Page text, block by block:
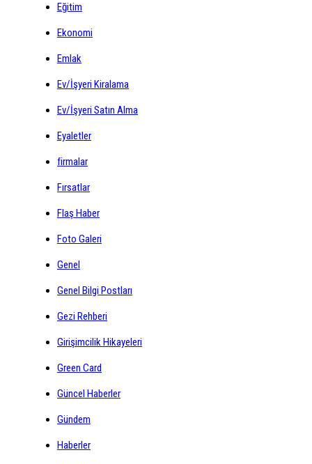
Eğitim
Ekonomi
Emlak
Ev/İşyeri Kiralama
Ev/İşyeri Satın Alma
Eyaletler
firmalar
Fırsatlar
Flaş Haber
Foto Galeri
Genel
Genel Bilgi Postları
Gezi Rehberi
Girişimcilik Hikayeleri
Green Card
Güncel Haberler
Gündem
Haberler